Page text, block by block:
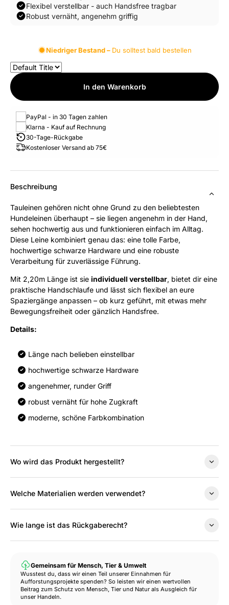
Flexibel verstellbar - auch Handsfree tragbar
Robust vernäht, angenehm griffig
Niedriger Bestand – Du solltest bald bestellen
In den Warenkorb
PayPal - in 30 Tagen zahlen
Klarna - Kauf auf Rechnung
30-Tage-Rückgabe
Kostenloser Versand ab 75€
Beschreibung
Tauleinen gehören nicht ohne Grund zu den beliebtesten
Hundeleinen überhaupt – sie liegen angenehm in der Hand,
sehen hochwertig aus und funktionieren einfach im Alltag.
Diese Leine kombiniert genau das: eine tolle Farbe,
hochwertige schwarze Hardware und eine robuste
Verarbeitung für zuverlässige Führung.
Mit 2,20m Länge ist sie individuell verstellbar, bietet dir eine
praktische Handschlaufe und lässt sich flexibel an eure
Spaziergänge anpassen – ob kurz geführt, mit etwas mehr
Bewegungsfreiheit oder gänzlich Handsfree.
Details:
Länge nach belieben einstellbar
hochwertige schwarze Hardware
angenehmer, runder Griff
robust vernäht für hohe Zugkraft
moderne, schöne Farbkombination
Wo wird das Produkt hergestellt?
Welche Materialien werden verwendet?
Wie lange ist das Rückgaberecht?
Gemeinsam für Mensch, Tier & Umwelt
Wusstest du, dass wir einen Teil unserer Einnahmen für
Aufforstungsprojekte spenden? So leisten wir einen wertvollen
Beitrag zum Schutz von Mensch, Tier und Natur als Ausgleich für
unser Handeln.